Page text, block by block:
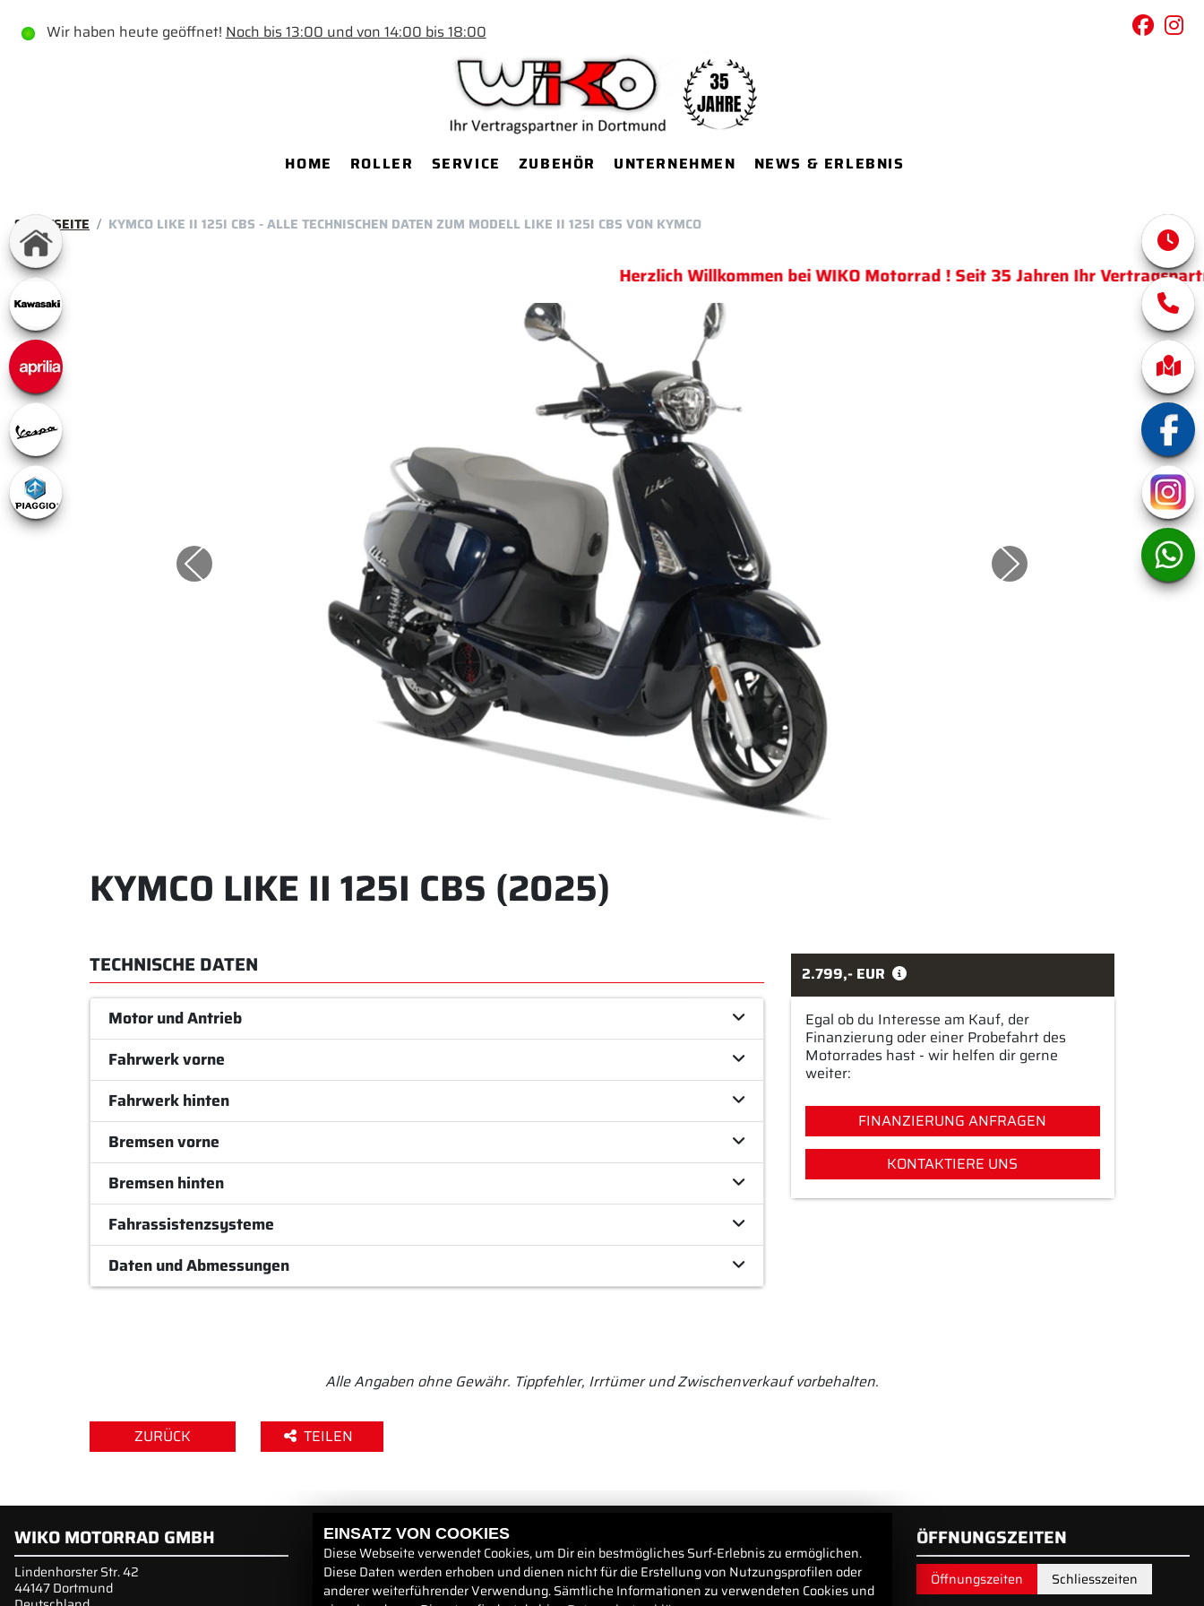
Wir haben heute geöffnet!Noch bis 13:00 und von 14:00 bis 18:00
HOME ROLLER SERVICE ZUBEHÖR UNTERNEHMEN NEWS & ERLEBNIS
STARTSEITE KYMCO LIKE II 125I CBS - ALLE TECHNISCHEN DATEN ZUM MODELL LIKE II 125I CBS VON KYMCO
Herzlich Willkommen bei WIKO Motorrad ! Seit 35 Jahren Ihr Vertragspartner
KYMCO LIKE II 125I CBS (2025)
TECHNISCHE DATEN
Motor und Antrieb
Fahrwerk vorne
Fahrwerk hinten
Bremsen vorne
Bremsen hinten
Fahrassistenzsysteme
Daten und Abmessungen
2.799,- EUR
Egal ob du Interesse am Kauf, der
Finanzierung oder einer Probefahrt des
Motorrades hast - wir helfen dir gerne
weiter:
FINANZIERUNG ANFRAGEN
KONTAKTIERE UNS
Alle Angaben ohne Gewähr. Tippfehler, Irrtümer und Zwischenverkauf vorbehalten.
ZURÜCK TEILEN
WIKO MOTORRAD GMBH
Lindenhorster Str. 42
44147 Dortmund
LINKS
Unternehmen
Neufahrzeuge
AGB
Impressum
ÖFFNUNGSZEITEN
Öffnungszeiten Schliesszeiten
EINSATZ VON COOKIES
Diese Webseite verwendet Cookies, um Dir ein bestmögliches Surf-Erlebnis zu ermöglichen.
Diese Daten werden erhoben und dienen nicht für die Erstellung von Nutzungsprofilen oder
anderer weiterführender Verwendung. Sämtliche Informationen zu verwendeten Cookies und